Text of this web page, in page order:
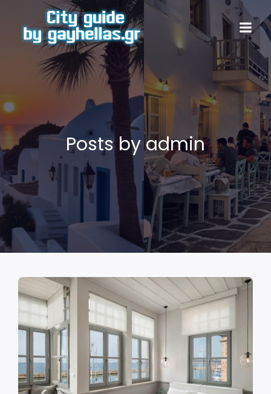
Posts byadmin